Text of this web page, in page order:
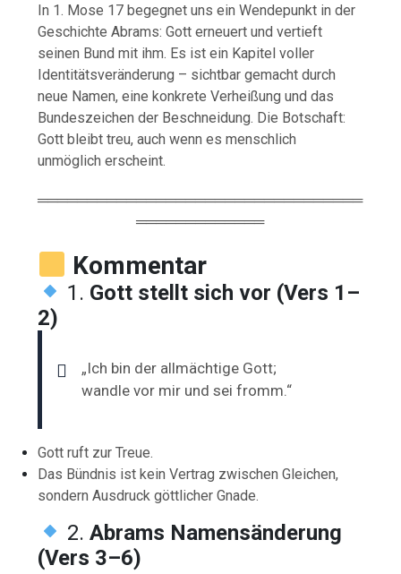
In 1. Mose 17 begegnet uns ein Wendepunkt in der
Geschichte Abrams: Gott erneuert und vertieft
seinen Bund mit ihm. Es ist ein Kapitel voller
Identitätsveränderung – sichtbar gemacht durch
neue Namen, eine konkrete Verheißung und das
Bundeszeichen der Beschneidung. Die Botschaft:
Gott bleibt treu, auch wenn es menschlich
unmöglich erscheint.
═════════════════════════════════
═════════════
Kommentar
1. Gott stellt sich vor (Vers 1–
2)
„Ich bin der allmächtige Gott;
wandle vor mir und sei fromm.“
Gott ruft zur Treue.
Das Bündnis ist kein Vertrag zwischen Gleichen,
sondern Ausdruck göttlicher Gnade.
2.Abrams Namensänderung
(Vers 3–6)